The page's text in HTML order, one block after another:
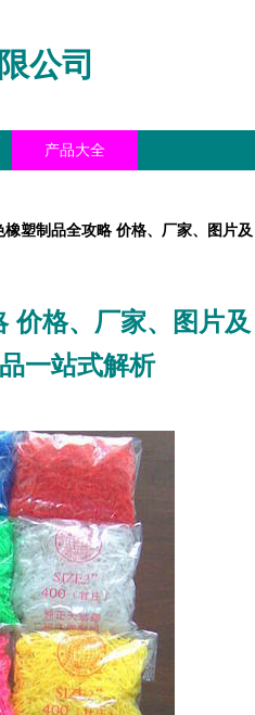
公司
产品大全
橡塑制品全攻略 价格、厂家、图片及
价格、厂家、图片及
一站式解析